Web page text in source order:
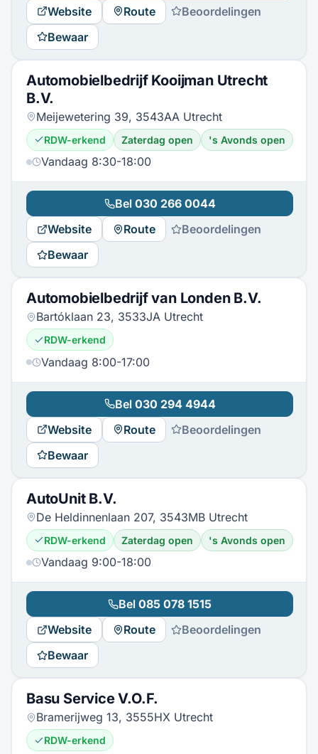
Website
Route
Beoordelingen
Bewaar
Automobielbedrijf Kooijman Utrecht
B.V.
Meijewetering 39, 3543AA Utrecht
RDW-erkend Zaterdag open 's Avonds open
Vandaag 8:30-18:00
Bel 030 266 0044
Website
Route
Beoordelingen
Bewaar
Automobielbedrijf van Londen B.V.
Bartóklaan 23, 3533JA Utrecht
RDW-erkend
Vandaag 8:00-17:00
Bel 030 294 4944
Website
Route
Beoordelingen
Bewaar
AutoUnit B.V.
De Heldinnenlaan 207, 3543MB Utrecht
RDW-erkend Zaterdag open 's Avonds open
Vandaag 9:00-18:00
Bel 085 078 1515
Website
Route
Beoordelingen
Bewaar
Basu Service V.O.F.
Bramerijweg 13, 3555HX Utrecht
RDW-erkend